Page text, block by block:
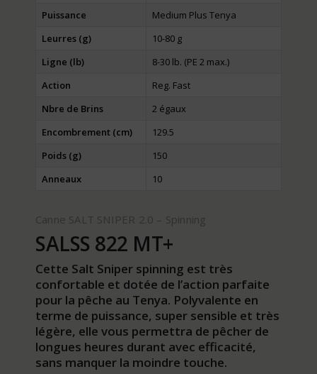
Puissance
Medium Plus Tenya
Leurres (g)
10-80 g
Ligne (lb)
8-30 lb. (PE 2 max.)
Action
Reg. Fast
Nbre de Brins
2 égaux
Encombrement (cm)
129.5
Poids (g)
150
Anneaux
10
Canne SALT SNIPER 2.0 – Spinning
SALSS 822 MT+
Cette Salt Sniper spinning est très
confortable et dotée de l’action parfaite
pour la pêche au Tenya. Polyvalente en
terme de puissance, super sensible et très
légère, elle vous permettra de pêcher de
longues heures durant avec efficacité,
sans manquer la moindre touche.